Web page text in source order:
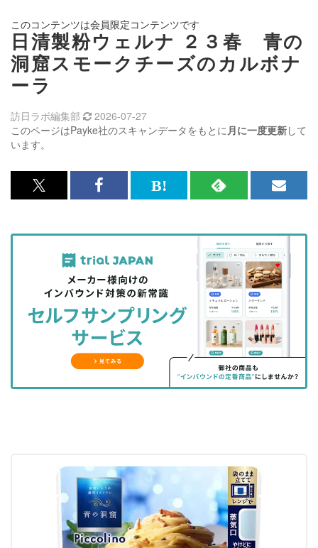
このコンテンツは会員限定コンテンツです
日清製粉ウェルナ ２３春 青の
洞窟スモークチーズのカルボナ
ーラ
このページはPayke社のスキャンデータをもとに月に一度更新して
います。
訪日ラボ編集部 2026-07-27
x<br>
記
を
シ
ェ
る
Facebook<br>
記
事
を
シ
ェ
ア
す
る
は
な
ッ
ク
マ
に
RSS
記
事
を
購
読
す
る
メ
マ
ガ
登
録
す
る